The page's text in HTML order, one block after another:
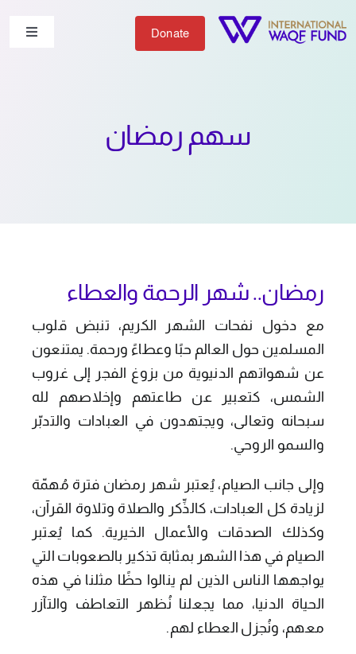
to
Donate
Toggle
سهم رمضان
رمضان.. شهر الرحمة والعطاء
مع دخول نفحات الشهر الكريم، تنبض قلوب
المسلمين حول العالم حبًا وعطاءً ورحمة. يمتنعون
عن شهواتهم الدنيوية من بزوغ الفجر إلى غروب
الشمس، كتعبير عن طاعتهم وإخلاصهم لله
سبحانه وتعالى، ويجتهدون في العبادات والتدبّر
والسمو الروحي.
وإلى جانب الصيام، يُعتبر شهر رمضان فترة مُهمّة
لزيادة كل العبادات، كالذِّكر والصلاة وتلاوة القرآن،
وكذلك الصدقات والأعمال الخيرية. كما يُعتبر
الصيام في هذا الشهر بمثابة تذكير بالصعوبات التي
يواجهها الناس الذين لم ينالوا حظًا مثلنا في هذه
الحياة الدنيا، مما يجعلنا نُظهر التعاطف والتآزر
معهم، ونُجزل العطاء لهم.